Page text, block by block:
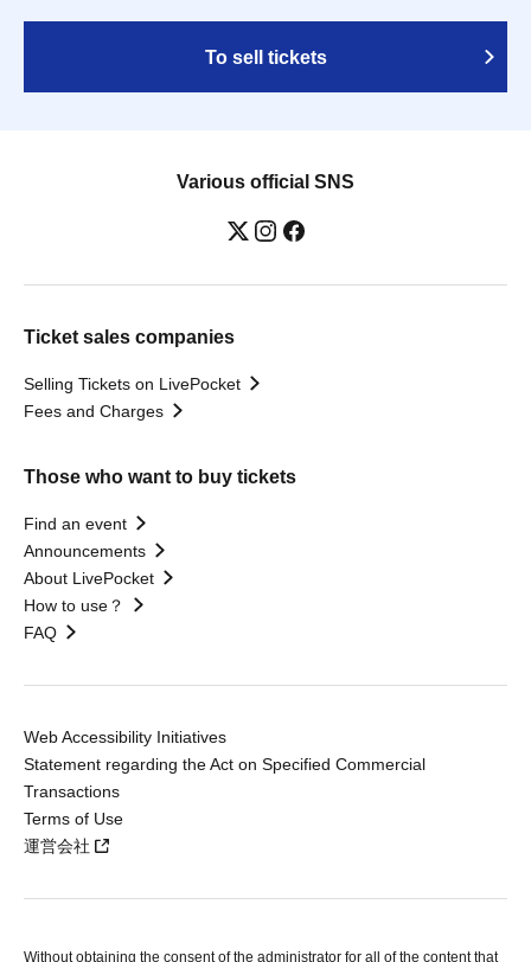
To sell tickets
Various official SNS
Ticket sales companies
Selling Tickets on LivePocket
Fees and Charges
Those who want to buy tickets
Find an event
Announcements
About LivePocket
How to use？
FAQ
Web Accessibility Initiatives
Statement regarding the Act on Specified Commercial
Transactions
Terms of Use
運営会社
Without obtaining the consent of the administrator for all of the content that